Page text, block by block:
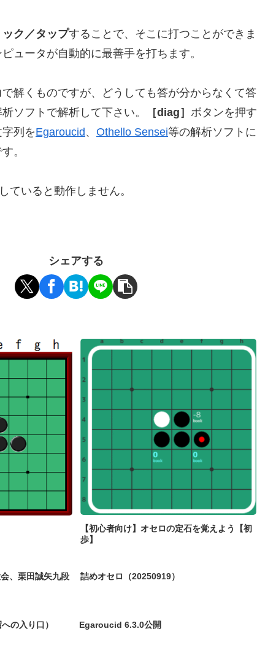
ク／タップすることで、そこに打つことができま
ュータが自動的に最善手を打ちます。
で解くものですが、どうしても答が分からなくて答
ソフトで解析して下さい。
［diag］ ボタンを押す
列をEgaroucid、 Othello Sensei等の解析ソフトに
。
ていると動作しません。
シェアする
【初心者向け】オセロの定石を覚えよう【初
歩】
、栗田誠矢九段
詰めオセロ（20250919）
の入り口） Egaroucid 6.3.0公開